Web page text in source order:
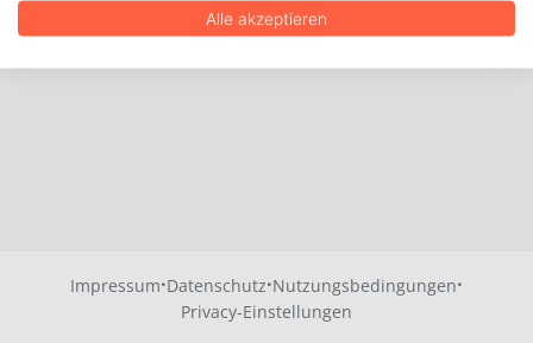
Impressum·Datenschutz·Nutzungsbedingungen·
Privacy-Einstellungen
Alle akzeptieren